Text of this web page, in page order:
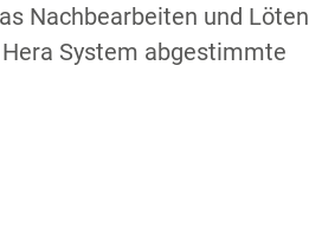
Nachbearbeiten und Löten
System abgestimmte